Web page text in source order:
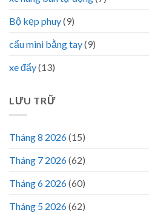
Bộ kẹp phuy(9)
cẩu mini bằng tay(9)
xe đẩy(13)
LƯU TRỮ
Tháng 8 2026(15)
Tháng 7 2026(62)
Tháng 6 2026(60)
Tháng 5 2026(62)